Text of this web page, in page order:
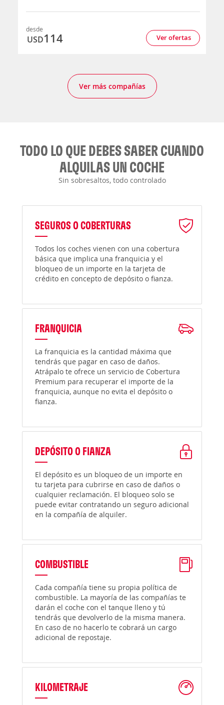
desde
USD114 Ver ofertas
Ver más compañías
TODO LO QUE DEBES SABER CUANDO
ALQUILAS UN COCHE
Sin sobresaltos, todo controlado
SEGUROS O COBERTURAS
Todos los coches vienen con una cobertura
básica que implica una franquicia y el
bloqueo de un importe en la tarjeta de
crédito en concepto de depósito o fianza.
FRANQUICIA
La franquicia es la cantidad máxima que
tendrás que pagar en caso de daños.
Atrápalo te ofrece un servicio de Cobertura
Premium para recuperar el importe de la
franquicia, aunque no evita el depósito o
fianza.
DEPÓSITO O FIANZA
El depósito es un bloqueo de un importe en
tu tarjeta para cubrirse en caso de daños o
cualquier reclamación. El bloqueo solo se
puede evitar contratando un seguro adicional
en la compañía de alquiler.
COMBUSTIBLE
Cada compañía tiene su propia política de
combustible. La mayoría de las compañías te
darán el coche con el tanque lleno y tú
tendrás que devolverlo de la misma manera.
En caso de no hacerlo te cobrará un cargo
adicional de repostaje.
KILOMETRAJE